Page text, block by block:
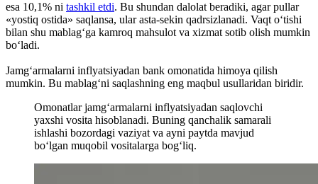
esa 10,1% ni tashkil etdi. Bu shundan dalolat beradiki, agar pullar
«yostiq ostida» saqlansa, ular asta-sekin qadrsizlanadi. Vaqt o‘tishi
bilan shu mablag‘ga kamroq mahsulot va xizmat sotib olish mumkin
bo‘ladi.
Jamg‘armalarni inflyatsiyadan bank omonatida himoya qilish
mumkin. Bu mablag‘ni saqlashning eng maqbul usullaridan biridir.
Omonatlar jamg‘armalarni inflyatsiyadan saqlovchi
yaxshi vosita hisoblanadi. Buning qanchalik samarali
ishlashi bozordagi vaziyat va ayni paytda mavjud
bo‘lgan muqobil vositalarga bog‘liq.